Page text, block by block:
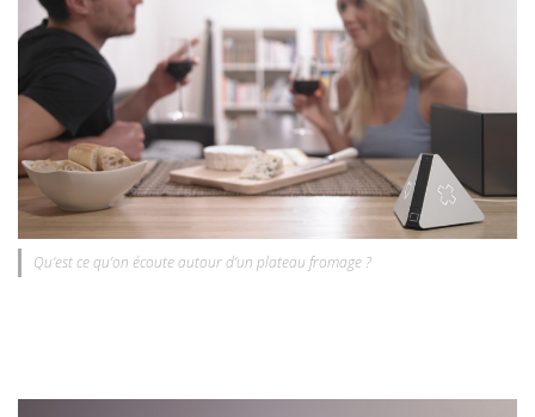
Qu’est ce qu’on écoute autour d’un plateau fromage ?